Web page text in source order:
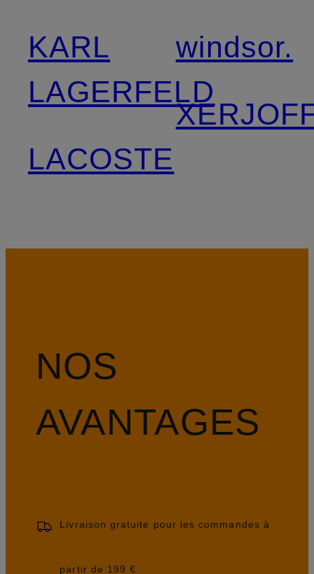
KARL
LAGERFELD
LACOSTE
windsor.
NOS
AVANTAGES
Livraison gratuite pour les commandes à
partir de 199 €